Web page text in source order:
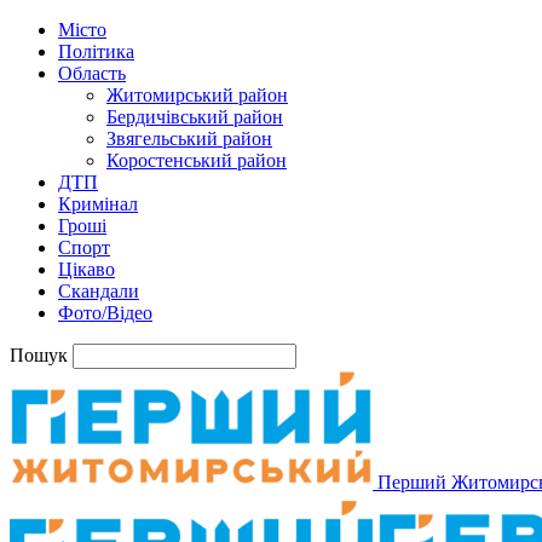
Місто
Політика
Область
Житомирський район
Бердичівський район
Звягельський район
Коростенський район
ДТП
Кримінал
Гроші
Спорт
Цікаво
Скандали
Фото/Відео
Пошук
Перший